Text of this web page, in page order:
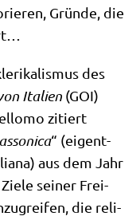
Grün­de, die
des
Ita­li­en (GOI)
zitiert
“ (eigent­
aus dem Jahr
Zie­le sei­ner Frei­
die reli­